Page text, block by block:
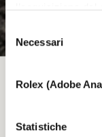
impostazioni
di cookie
Nell’ipotesi in
non è possibile
Per saperne di
Selezione
del
consenso
Necessari
Rolex (Adobe
Statistiche